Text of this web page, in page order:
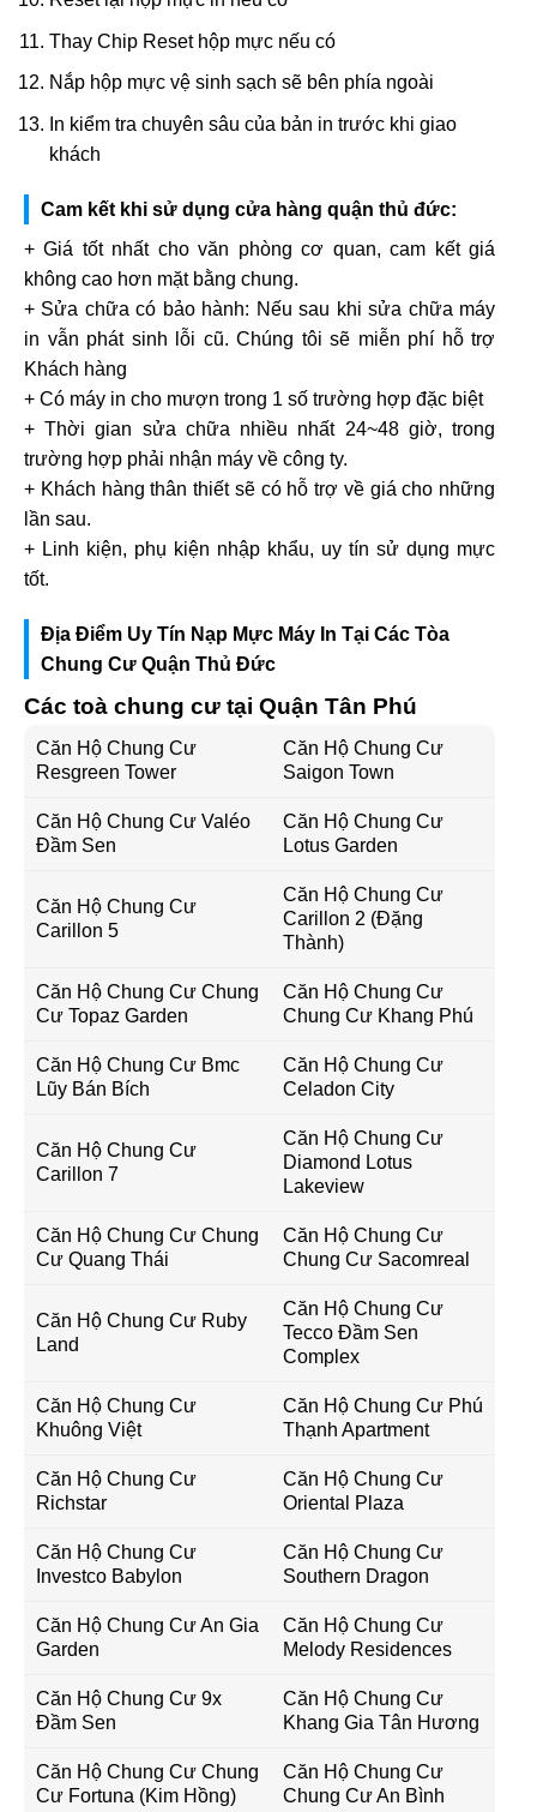
Thay Chip Reset hộp mực nếu có
Nắp hộp mực vệ sinh sạch sẽ bên phía ngoài
In kiểm tra chuyên sâu của bản in trước khi giao
khách
Cam kết khi sử dụng cửa hàng quận thủ đức:
+ Giá tốt nhất cho văn phòng cơ quan, cam kết giá
không cao hơn mặt bằng chung.
+ Sửa chữa có bảo hành: Nếu sau khi sửa chữa máy
in vẫn phát sinh lỗi cũ. Chúng tôi sẽ miễn phí hỗ trợ
Khách hàng
+ Có máy in cho mượn trong 1 số trường hợp đặc biệt
+ Thời gian sửa chữa nhiều nhất 24~48 giờ, trong
trường hợp phải nhận máy về công ty.
+ Khách hàng thân thiết sẽ có hỗ trợ về giá cho những
lần sau.
+ Linh kiện, phụ kiện nhập khẩu, uy tín sử dụng mực
tốt.
Địa Điểm Uy Tín Nạp Mực Máy In Tại Các Tòa
Chung Cư Quận Thủ Đức
Các toà chung cư tại Quận Tân Phú
Căn Hộ Chung Cư
Resgreen Tower
Căn Hộ Chung Cư
Saigon Town
Căn Hộ Chung Cư Valéo
Đầm Sen
Căn Hộ Chung Cư
Lotus Garden
Căn Hộ Chung Cư
Carillon 5
Căn Hộ Chung Cư
Carillon 2 (Đặng
Thành)
Căn Hộ Chung Cư Chung
Cư Topaz Garden
Căn Hộ Chung Cư
Chung Cư Khang Phú
Căn Hộ Chung Cư Bmc
Lũy Bán Bích
Căn Hộ Chung Cư
Celadon City
Căn Hộ Chung Cư
Carillon 7
Căn Hộ Chung Cư
Diamond Lotus
Lakeview
Căn Hộ Chung Cư Chung
Cư Quang Thái
Căn Hộ Chung Cư
Chung Cư Sacomreal
Căn Hộ Chung Cư Ruby
Land
Căn Hộ Chung Cư
Tecco Đầm Sen
Complex
Căn Hộ Chung Cư
Khuông Việt
Căn Hộ Chung Cư Phú
Thạnh Apartment
Căn Hộ Chung Cư
Richstar
Căn Hộ Chung Cư
Oriental Plaza
Căn Hộ Chung Cư
Investco Babylon
Căn Hộ Chung Cư
Southern Dragon
Căn Hộ Chung Cư An Gia
Garden
Căn Hộ Chung Cư
Melody Residences
Căn Hộ Chung Cư 9x
Đầm Sen
Căn Hộ Chung Cư
Khang Gia Tân Hương
Căn Hộ Chung Cư Chung
Cư Fortuna (Kim Hồng)
Căn Hộ Chung Cư
Chung Cư An Bình